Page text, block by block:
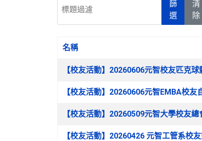
篩
選
清
除
文章列表
名稱
【校友活動】20260606元智校友匹克
【校友活動】20260606元智EMBA校
【校友活動】20260509元智大學校友
【校友活動】20260426 元智工管系校